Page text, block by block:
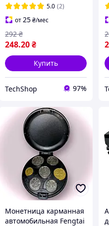
сиденья, сумка в авто,
органайзер в салон
машины
5.0 (2)
от25₴/мес
248.20₴
292 ₴
Купить
TechShop 97%
Монетница карманная
автомобильная Fengtai